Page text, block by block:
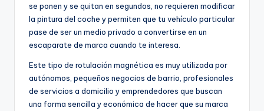
se ponen y se quitan en segundos, no requieren modificar
la pintura del coche y permiten que tu vehículo particular
pase de ser un medio privado a convertirse en un
escaparate de marca cuando te interesa.
Este tipo de rotulación magnética es muy utilizada por
autónomos, pequeños negocios de barrio, profesionales
de servicios a domicilio y emprendedores que buscan
una forma sencilla y económica de hacer que su marca